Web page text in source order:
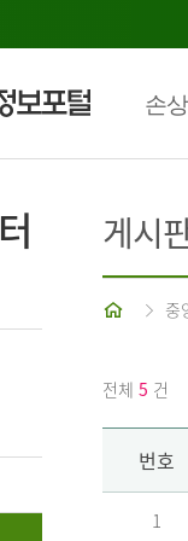
손
게시
중
전체 5 건
번호
1